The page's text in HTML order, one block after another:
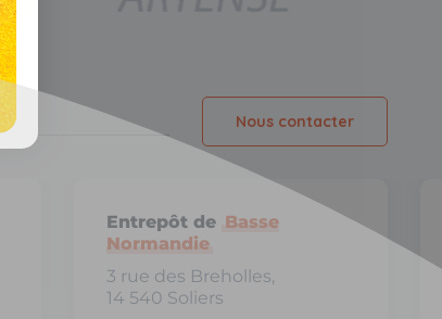
Nous contacter
Entrepôt de Basse
Normandie
3 rue des Breholles,
14 540 Soliers